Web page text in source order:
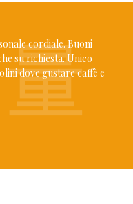
cordiale. Buoni
su richiesta. Unico
dove gustare caffè e